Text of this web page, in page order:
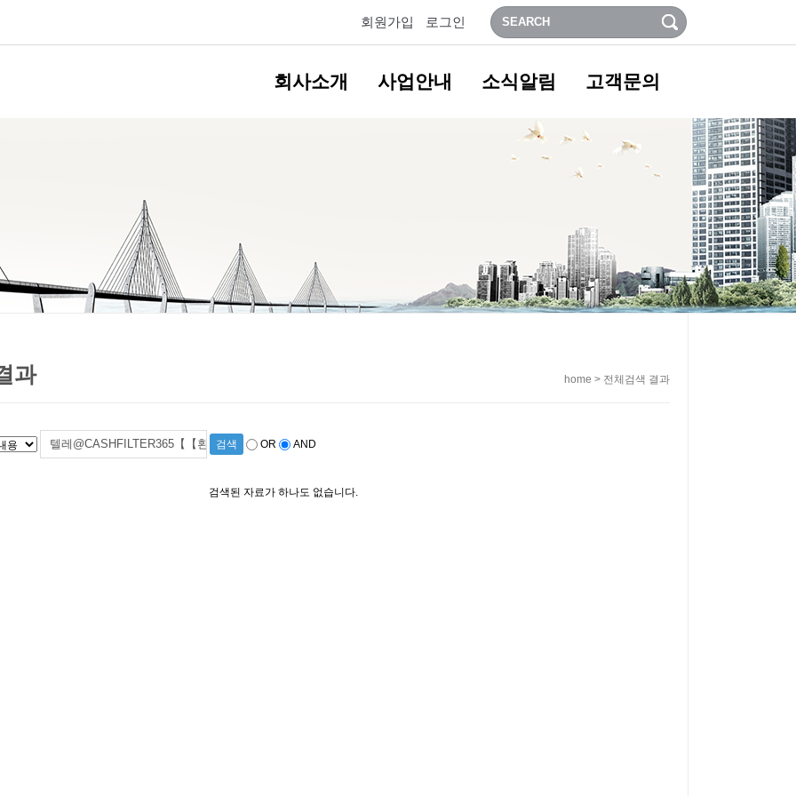
회원가입 로그인
회사소개 사업안내 소식알림 고객문의
과 home > 전체검색 결과
OR AND
검색된 자료가 하나도 없습니다.